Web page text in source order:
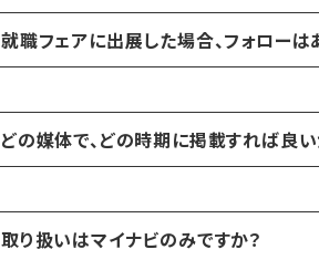
就職フェアに出展した場合、フォローは
どの媒体で、どの時期に掲載すれば良い
取り扱いはマイナビのみですか？